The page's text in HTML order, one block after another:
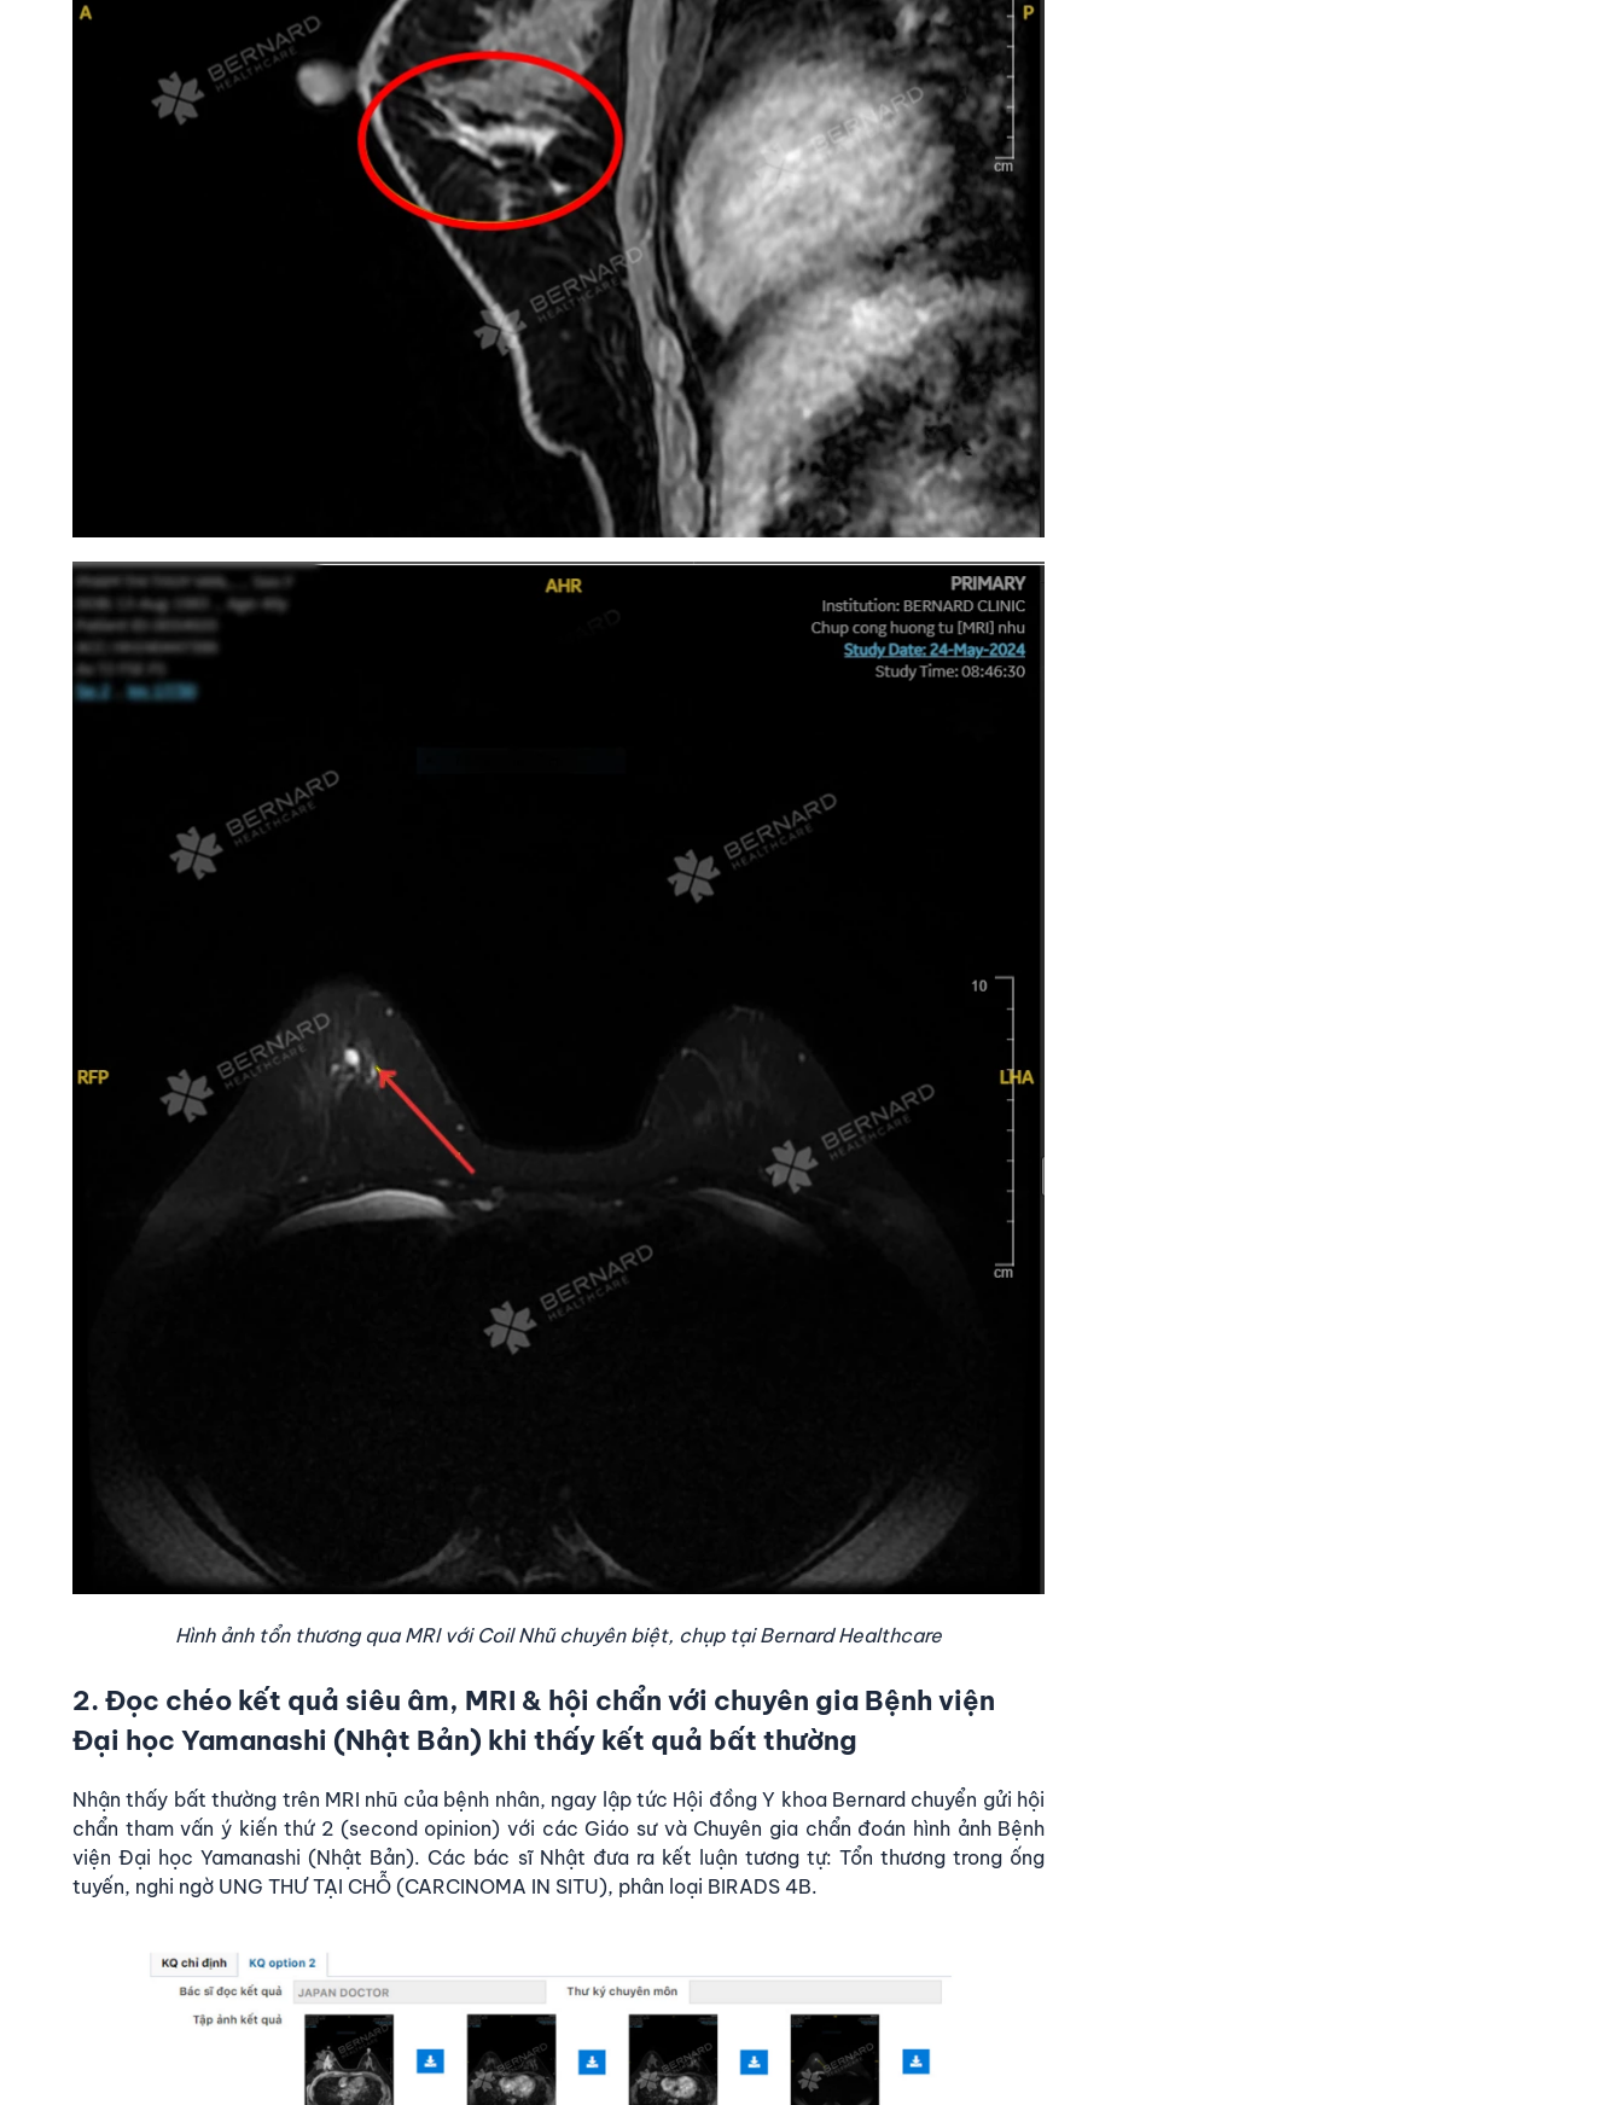
Hình ảnh tổn thương qua MRI với Coil Nhũ chuyên biệt, chụp tại Bernard Healthcare
2. Đọc chéo kết quả siêu âm, MRI & hội chẩn với chuyên gia Bệnh viện
Đại học Yamanashi (Nhật Bản) khi thấy kết quả bất thường
Nhận thấy bất thường trên MRI nhũ của bệnh nhân, ngay lập tức Hội đồng Y khoa Bernard chuyển gửi hội
chẩn tham vấn ý kiến thứ 2 (second opinion) với các Giáo sư và Chuyên gia chẩn đoán hình ảnh Bệnh
viện Đại học Yamanashi (Nhật Bản). Các bác sĩ Nhật đưa ra kết luận tương tự: Tổn thương trong ống
tuyến, nghi ngờ UNG THƯ TẠI CHỖ (CARCINOMA IN SITU), phân loại BIRADS 4B.